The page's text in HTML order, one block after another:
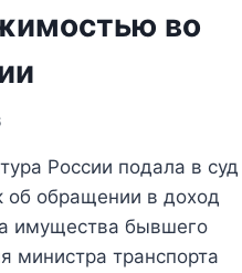
во
России подала в суд
об обращении в доход
имущества бывшего
министра транспорта